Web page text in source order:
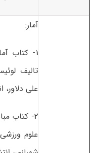
آمار:
۱- کتاب
تالیف
علی دلاور،
۲- کتاب
علوم